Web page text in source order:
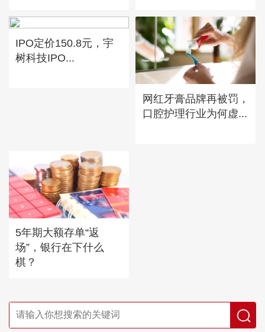
IPO定价150.8元，宇
树科技IPO...
网红牙膏品牌再被罚，
口腔护理行业为何虚...
5年期大额存单“返
场”，银行在下什么
棋？